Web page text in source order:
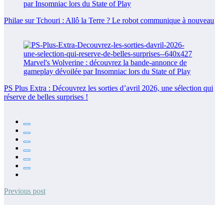
Philae sur Tchouri : Allô la Terre ? Le robot communique à nouveau
PS Plus Extra : Découvrez les sorties d’avril 2026, une sélection qui
réserve de belles surprises !
Previous post